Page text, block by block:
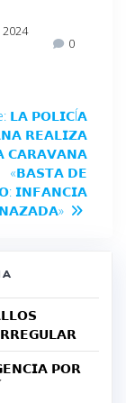
0
𝗟𝗔 𝗣𝗢𝗟𝗜𝗖Í𝗔
𝗥𝗘𝗔𝗟𝗜𝗭𝗔
𝗖𝗔𝗥𝗔𝗩𝗔𝗡𝗔
«𝗕𝗔𝗦𝗧𝗔 𝗗𝗘
𝗜𝗡𝗙𝗔𝗡𝗖𝗜𝗔
𝗣𝗢𝗥